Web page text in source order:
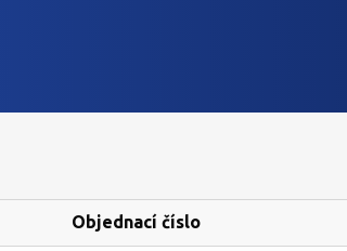
Objednací číslo